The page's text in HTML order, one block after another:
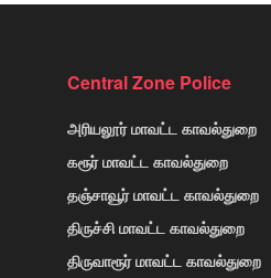
Central Zone Police
அரியலூர் மாவட்ட காவல்துறை
கரூர் மாவட்ட காவல்துறை
தஞ்சாவூர் மாவட்ட காவல்துறை
திருச்சி மாவட்ட காவல்துறை
திருவாரூர் மாவட்ட காவல்துறை